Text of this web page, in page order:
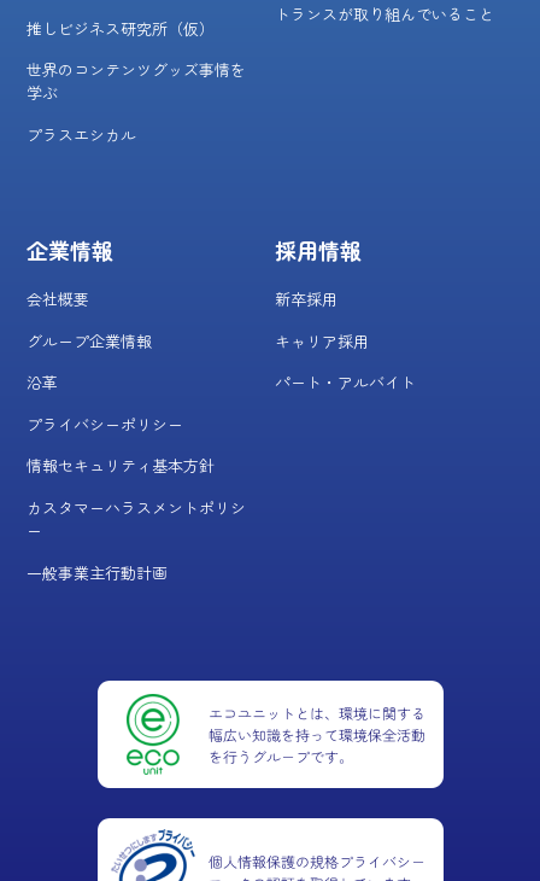
推しビジネス研究所（仮）
世界のコンテンツグッズ事情を
学ぶ
プラスエシカル
トランスが取り組んでいること
企業情報
会社概要
グループ企業情報
沿革
プライバシーポリシー
情報セキュリティ基本方針
カスタマーハラスメントポリシ
ー
一般事業主行動計画
採用情報
新卒採用
キャリア採用
パート・アルバイト